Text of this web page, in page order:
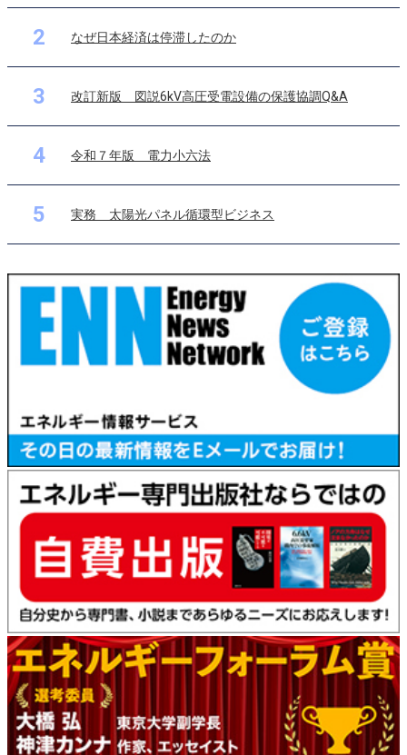
2 なぜ日本経済は停滞したのか
3 改訂新版 図説6kV高圧受電設備の保護協調Q&A
4 令和７年版 電力小六法
5 実務 太陽光パネル循環型ビジネス